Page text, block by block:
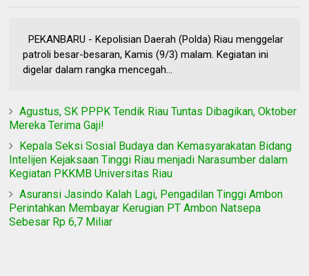
PEKANBARU - Kepolisian Daerah (Polda) Riau menggelar
patroli besar-besaran, Kamis (9/3) malam. Kegiatan ini
digelar dalam rangka mencegah...
Agustus, SK PPPK Tendik Riau Tuntas Dibagikan, Oktober
Mereka Terima Gaji!
Kepala Seksi Sosial Budaya dan Kemasyarakatan Bidang
Intelijen Kejaksaan Tinggi Riau menjadi Narasumber dalam
Kegiatan PKKMB Universitas Riau
Asuransi Jasindo Kalah Lagi, Pengadilan Tinggi Ambon
Perintahkan Membayar Kerugian PT Ambon Natsepa
Sebesar Rp 6,7 Miliar